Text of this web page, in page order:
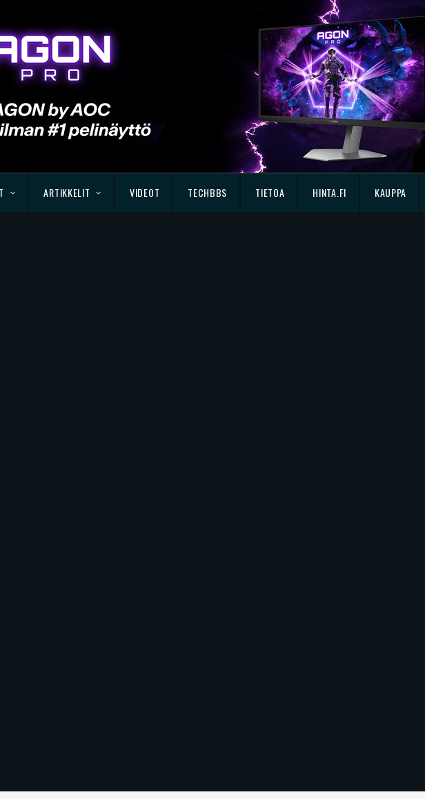
ARTIKKELIT VIDEOT TECHBBS TIETOA HINTA.FI KAUPPA